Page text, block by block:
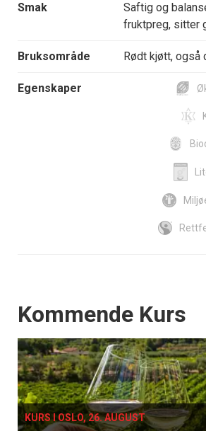
Smak
Saftig og
fruktpreg, sitter
Bruksområde Rødt kjøtt, også
Egenskaper
Events
Kommende Kurs
KURS I OSLO, 26. AUGUST